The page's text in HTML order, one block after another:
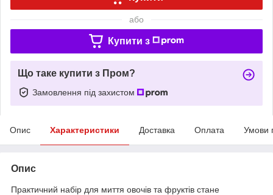
або
Купити з
Що таке купити з Пром?
Замовлення під захистом
Опис Характеристики Доставка Оплата Умови
Опис
Практичний набір для миття овочів та фруктів стане